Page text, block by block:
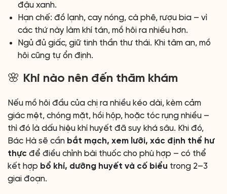
đậu xanh.
Hạn chế: đồ lạnh, cay nóng, cà phê, rượu bia – vì
các thứ này làm khí tán, mồ hôi ra nhiều hơn.
Ngủ đủ giấc, giữ tinh thần thư thái. Khi tâm an, mồ
hôi cũng tự ổn định.
🌸 Khi nào nên đến thăm khám
Nếu mồ hôi đầu của chị ra nhiều kéo dài, kèm cảm
giác mệt, chóng mặt, hồi hộp, hoặc tóc rụng nhiều –
thì đó là dấu hiệu khí huyết đã suy khá sâu. Khi đó,
Bác Hà sẽ cần bắt mạch, xem lưỡi, xác định thể hư
thực để điều chỉnh bài thuốc cho phù hợp – có thể
kết hợp bổ khí, dưỡng huyết và cố biểu trong 2–3
giai đoạn.